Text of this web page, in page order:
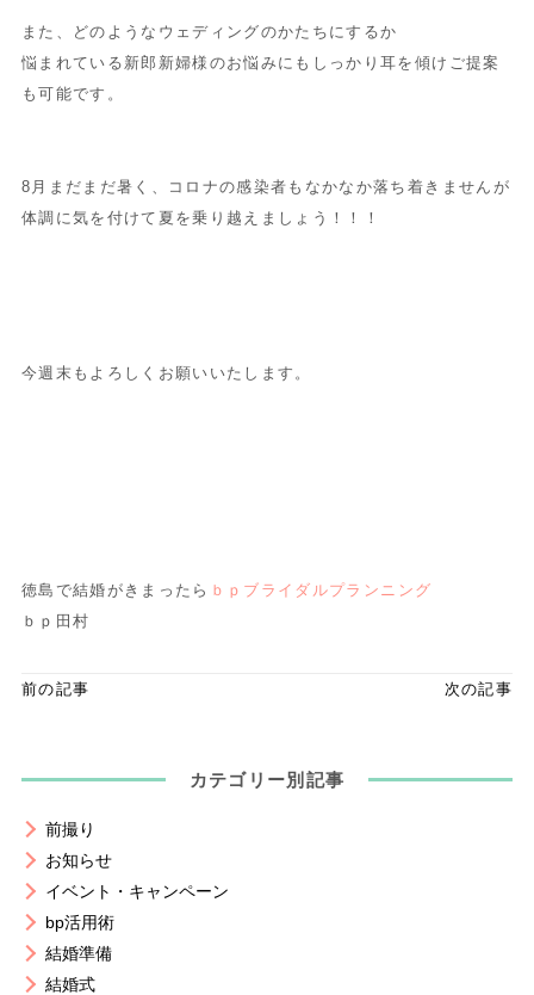
また、どのようなウェディングのかたちにするか
悩まれている新郎新婦様のお悩みにもしっかり耳を傾けご提案
も可能です。
8月まだまだ暑く、コロナの感染者もなかなか落ち着きませんが
体調に気を付けて夏を乗り越えましょう！！！
今週末もよろしくお願いいたします。
徳島で結婚がきまったら ｂｐブライダルプランニング
ｂｐ田村
前の記事 次の記事
カテゴリー別記事
前撮り
お知らせ
イベント・キャンペーン
bp活用術
結婚準備
結婚式